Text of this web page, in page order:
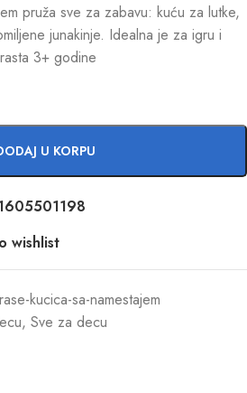
pruža sve za zabavu: kuću za lutke,
junakinje. Idealna je za igru i
3+ godine
U KORPU
wishlist
kucica-sa-namestajem
, Sve za decu